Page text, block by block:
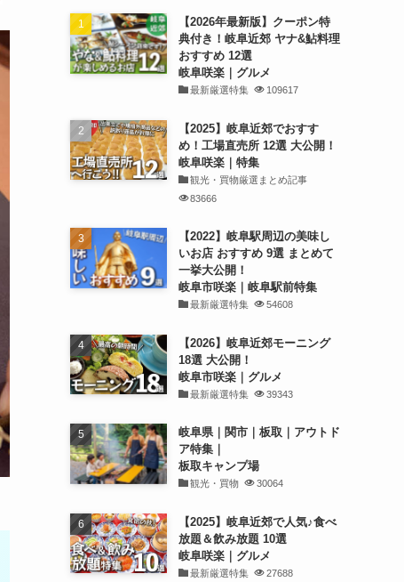
【2026年最新版】クーポン特
典付き！岐阜近郊 ヤナ&鮎料理
おすすめ 12選
岐阜咲楽｜グルメ
最新厳選特集 109617
【2025】岐阜近郊でおすす
め！工場直売所 12選 大公開！
岐阜咲楽｜特集
観光・買物厳選まとめ記事
83666
【2022】岐阜駅周辺の美味し
いお店 おすすめ 9選 まとめて
一挙大公開！
岐阜市咲楽｜岐阜駅前特集
最新厳選特集 54608
【2026】岐阜近郊モーニング
18選 大公開！
岐阜市咲楽｜グルメ
最新厳選特集 39343
岐阜県｜関市｜板取｜アウトド
ア特集｜
板取キャンプ場
観光・買物 30064
【2025】岐阜近郊で人気♪食べ
放題＆飲み放題 10選
岐阜咲楽｜グルメ
最新厳選特集 27688